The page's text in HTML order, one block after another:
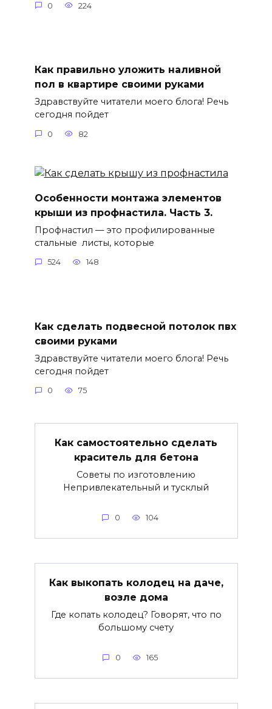
0 224
Как правильно уложить наливной
пол в квартире своими руками
Здравствуйте читатели моего блога! Речь
сегодня пойдет
0 82
Особенности монтажа элементов
крыши из профнастила. Часть 3.
Профнастил — это профилированные
стальные листы, которые
524 148
Как сделать подвесной потолок пвх
своими руками
Здравствуйте читатели моего блога! Речь
сегодня пойдет
0 75
Как самостоятельно сделать
краситель для бетона
Советы по изготовлению
Непривлекательный и тусклый
0 104
Как выкопать колодец на даче,
возле дома
Где копать колодец? Говорят, что по
большому счету
0 165